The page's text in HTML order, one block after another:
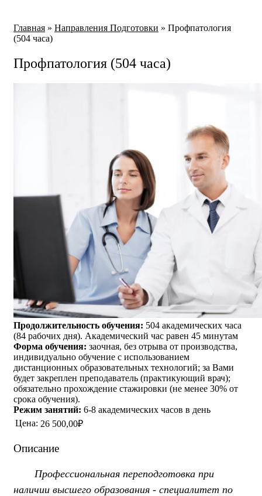
Главная » Направления Подготовки » Профпатология
(504 часа)
Профпатология (504 часа)
Продолжительность обучения: 504 академических часа
(84 рабочих дня). Академический час равен 45 минутам
Форма обучения: заочная, без отрыва от производства,
индивидуально обучение с использованием
дистанционных образовательных технологий; за Вами
будет закреплен преподаватель (практикующий врач);
обязательно прохождение стажировки (не менее 30% от
срока обучения).
Режим занятий: 6-8 академических часов в день
Цена: 26 500,00₽
Описание
Профессиональная переподготовка при
наличии высшего образования - специалитет по